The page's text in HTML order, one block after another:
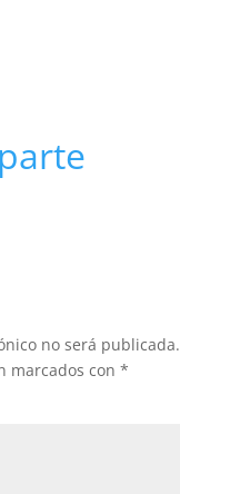
no será publicada.
marcados con *